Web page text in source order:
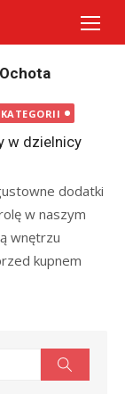
w dzielnicy
dodatki
w naszym
wnętrzu
kupnem